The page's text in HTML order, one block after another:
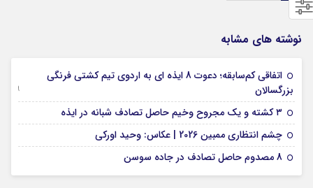
نوشته های مشابه
اتفاقی کم‌سابقه؛ دعوت 8 ایذه ای به اردوی تیم کشتی فرنگی
بزرگسالان
09 جولای 2026
۳ کشته و یک مجروح وخیم حاصل تصادف شبانه در ایذه
چشم انتظاری ممبین 2026 | عکاس: وحید اورکی
8 مصدوم حاصل تصادف در جاده سوسن